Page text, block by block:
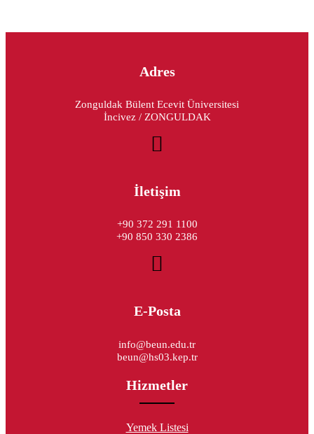
Adres
Zonguldak Bülent Ecevit Üniversitesi
İncivez / ZONGULDAK
İletişim
+90 372 291 1100
+90 850 330 2386
E-Posta
info@beun.edu.tr
beun@hs03.kep.tr
Hizmetler
Yemek Listesi